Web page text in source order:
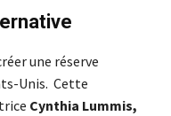
une réserve
Unis. Cette
Cynthia Lummis,